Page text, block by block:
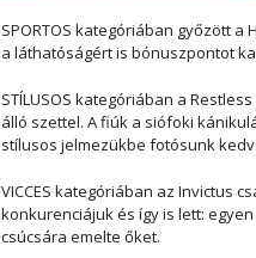
SPORTOS kategóriában győzött
a láthatóságért is bónuszpontot
STÍLUSOS kategóriában a
álló szettel. A fiúk a siófoki
stílusos jelmezükbe fotósunk
VICCES kategóriában az Invictus
konkurenciájuk és így is lett:
csúcsára emelte őket.